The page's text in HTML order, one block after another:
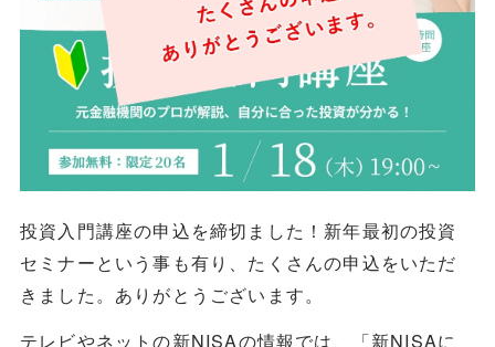
投資入門講座の申込を締切ました！新年最初の投資
セミナーという事も有り、たくさんの申込をいただ
きました。ありがとうございます。
テレビやネットの新NISAの情報では、「新NISAに